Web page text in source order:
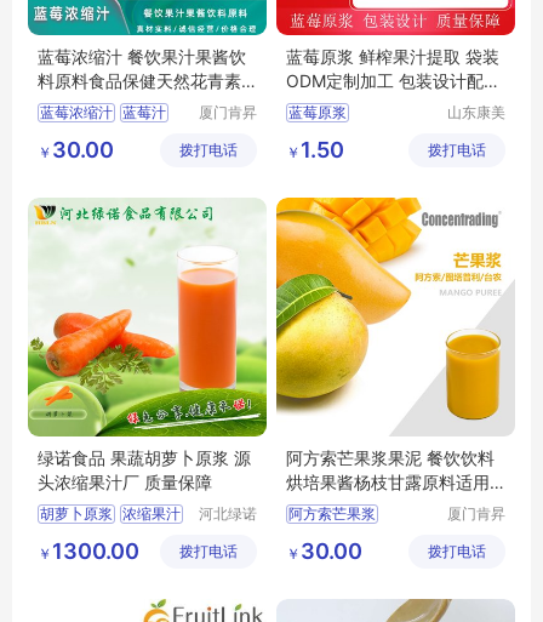
蓝莓浓缩汁 餐饮果汁果酱饮
料原料食品保健天然花青素
大包装
蓝莓浓缩汁 蓝莓汁
天然花青素
厦门肯昇
限公司
￥ 30.00 拨打电话
蓝莓原浆 鲜榨果汁提取 袋装
ODM定制加工 包装设计配方
成熟
蓝莓原浆
刺梨原浆
山东康美
公司
￥ 1.50 拨打电话
绿诺食品 果蔬胡萝卜原浆 源
头浓缩果汁厂 质量保障
胡萝卜原浆 浓缩果汁
胡萝卜原浆生产厂家
河北绿诺
公司
￥ 1300.00 拨打电话
阿方索芒果浆果泥 餐饮饮料
烘培果酱杨枝甘露原料适用
商用包装
阿方索芒果浆
芒果浆
厦门肯昇
限公司
￥ 30.00 拨打电话